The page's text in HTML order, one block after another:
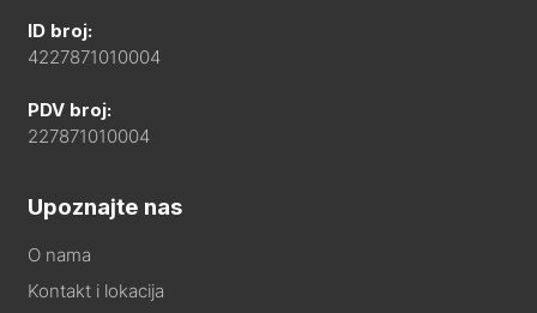
ID broj:
4227871010004
PDV broj:
227871010004
Upoznajte nas
O nama
Kontakt i lokacija